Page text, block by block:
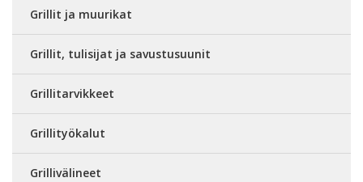
Grillit ja muurikat
Grillit, tulisijat ja savustusuunit
Grillitarvikkeet
Grillityökalut
Grillivälineet